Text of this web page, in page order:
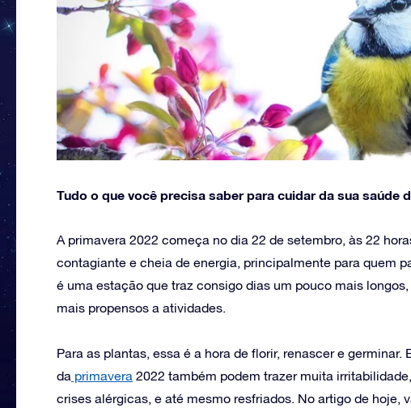
Tudo o que você precisa saber para cuidar da sua saúde
A primavera 2022 começa no dia 22 de setembro, às 22
contagiante e cheia de energia, principalmente para quem
é uma estação que traz consigo dias um pouco mais
mais propensos a atividades.
Para as plantas, essa é a hora de florir, renascer e
da primavera 2022 também podem trazer muita
crises alérgicas, e até mesmo resfriados. No artigo de hoje,